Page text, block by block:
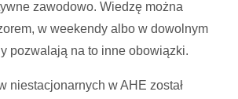
zawodowo. Wiedzę można
w weekendy albo w dowolnym
pozwalają na to inne obowiązki.
niestacjonarnych w AHE został